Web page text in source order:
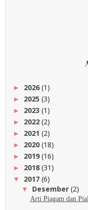
► 2026(1)
► 2025 (3)
► 2023 (1)
► 2022 (2)
► 2021 (2)
► 2020 (18)
► 2019(16)
► 2018 (31)
▼ 2017 (6)
▼ Desember (2)
Arti Piagam dan